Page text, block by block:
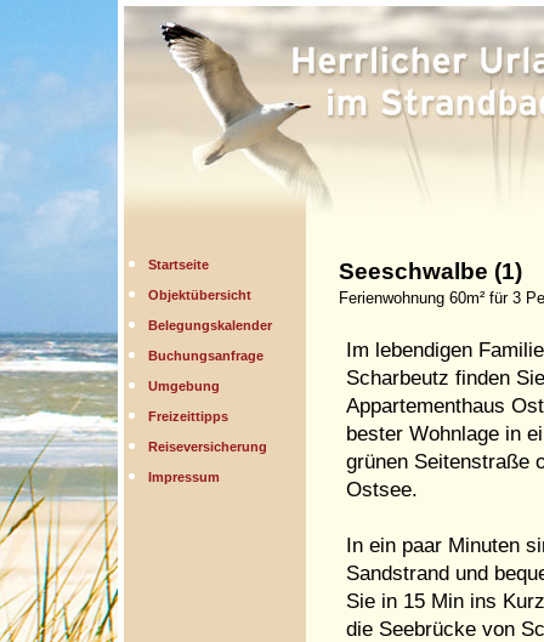
Startseite
Objektübersicht
Belegungskalender
Buchungsanfrage
Umgebung
Freizeittipps
Reiseversicherung
Impressum
Seeschwalbe (1)
Ferienwohnung 60m² für 3
Im lebendigen
Scharbeutz finden
Appartementhaus
bester Wohnlage in
grünen Seitenstraße
Ostsee.
In ein paar Minuten
Sandstrand und
Sie in 15 Min ins
die Seebrücke von